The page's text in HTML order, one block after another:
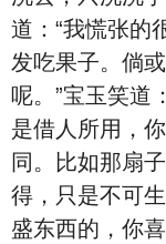
道：“我慌张的
发吃果子。倘
呢。”宝玉笑道
是借人所用，
同。比如那扇
得，只是不可
盛东西的，你